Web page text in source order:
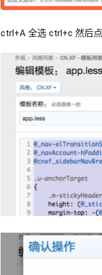
ctrl+A 全选 ctrl+c 然后